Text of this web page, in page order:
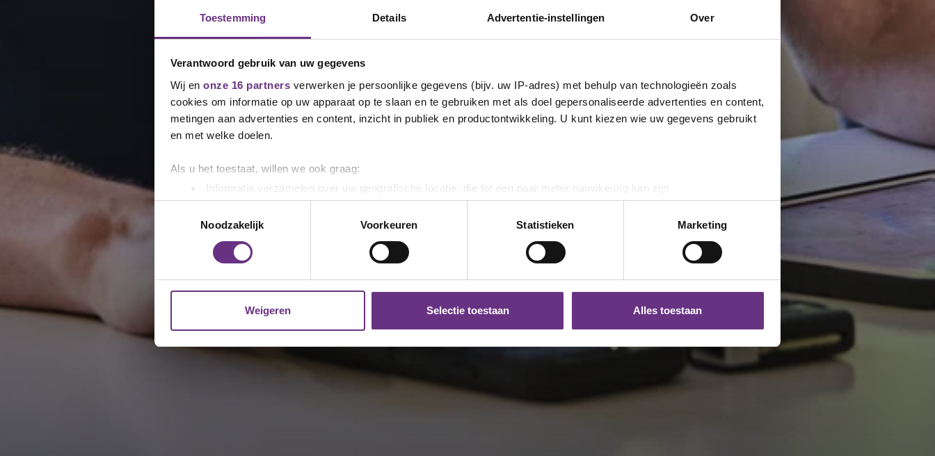
Toestemming Details Advertentie-instellingen Over
Verantwoord gebruik van uw gegevens
Wij en onze 16 partners verwerken je persoonlijke gegevens (bijv. uw IP-adres) met behulp van technologieën zoals
cookies om informatie op uw apparaat op te slaan en te gebruiken met als doel gepersonaliseerde advertenties en content,
metingen aan advertenties en content, inzicht in publiek en productontwikkeling. U kunt kiezen wie uw gegevens gebruikt
en met welke doelen.
Als u het toestaat, willen we ook graag:
Informatie verzamelen over uw geografische locatie, die tot een paar meter nauwkeurig kan zijn
Uw apparaat identificeren door het actief te scannen op specifieke eigenschappen (fingerprinting)
Lees meer over hoe uw persoonlijke gegevens worden verwerkt en stel uw voorkeuren in het
detailgedeeltein. U kunt uw
toestemming op elk moment wijzigen of intrekken in de Cookieverklaring.
websiteverkeer te analyseren. Ook delen we informatie over uw gebruik van onze site met onze partners voor social
media, adverteren en analyse. Deze partners kunnen deze gegevens combineren met andere informatie die u aan ze heeft
U kunt uw toestemming op elk moment wijzigen of intrekken via de
of door te klikken op het ronde
cookie-instellingenicoontje linksonder op de pagina.
Toestemmingsselectie
Noodzakelijk
Voorkeuren Statistieken Marketing
Weigeren Selectie toestaan Alles toestaan